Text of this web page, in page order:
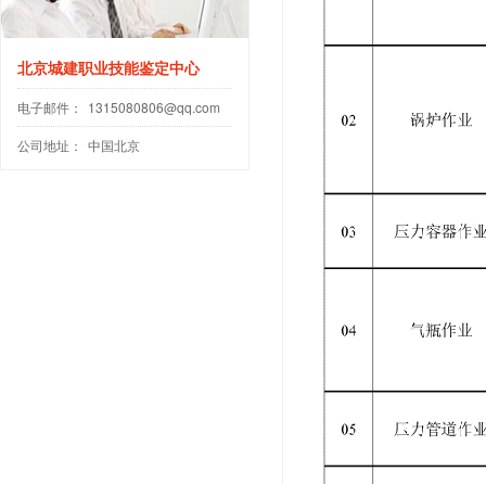
北京城建职业技能鉴定中心
电子邮件： 1315080806@qq.com
公司地址： 中国北京